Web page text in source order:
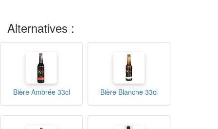
Alternatives :
Bière Ambrée 33cl Bière Blanche 33cl